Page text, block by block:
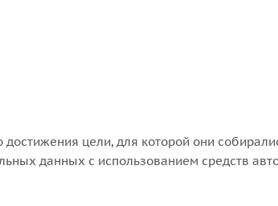
цели, для которой они
данных с использованием средств